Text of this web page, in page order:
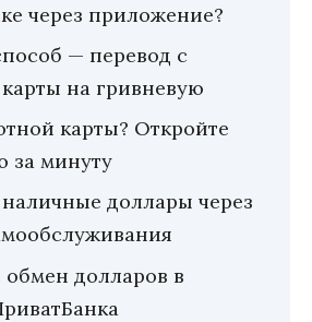
через приложение?
— перевод с
на гривневую
карты? Откройте
за минуту
доллары через
обмен долларов в